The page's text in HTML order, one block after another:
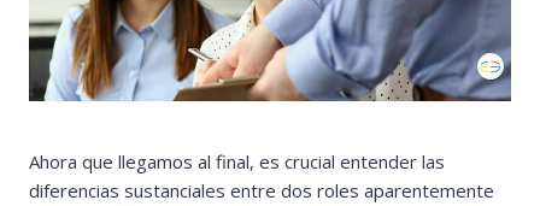
Ahora que llegamos al final, es crucial entender las
diferencias sustanciales entre dos roles aparentemente